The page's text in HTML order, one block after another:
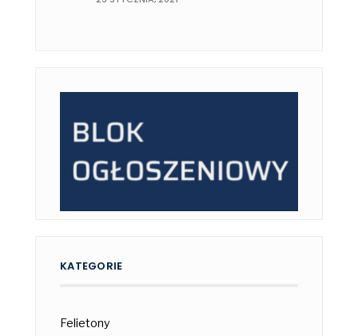
KATEGORIE
Felietony